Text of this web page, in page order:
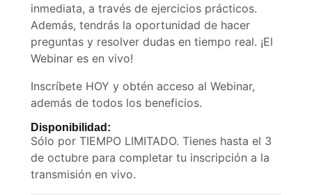
inmediata, a través de ejercicios prácticos.
Además, tendrás la oportunidad de hacer
preguntas y resolver dudas en tiempo real. ¡El
Webinar es en vivo!
Inscríbete HOY y obtén acceso al Webinar,
además de todos los beneficios.
Disponibilidad:
Sólo por TIEMPO LIMITADO. Tienes hasta el 3
de octubre para completar tu inscripción a la
transmisión en vivo.